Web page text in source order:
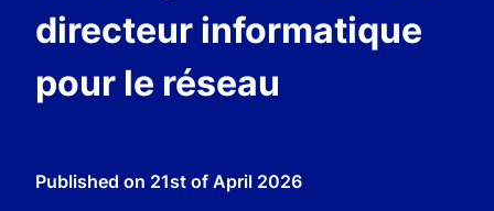
directeur informatique
pour le réseau
Published on 21st of April 2026